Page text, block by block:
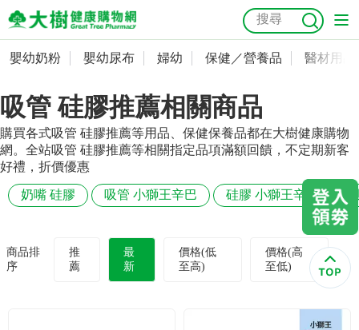
嬰幼奶粉
嬰幼尿布
婦幼
保健／營養品
抗菌 尿布 大樹獨家 益生菌 魚油 幼兒米餅
奶瓶奶嘴
會員資料及密碼修改
常用收件人清單
訂單查詢
收藏清單
嬰幼奶粉 嬰幼尿布 婦幼 保健／營養品 醫材用品
吸管 硅膠推薦相關商品
購買各式吸管 硅膠推薦等用品、保健保養品都在大樹健康購物
網。全站吸管 硅膠推薦等相關指定品項滿額回饋，不定期新客
好禮，折價優惠
奶嘴 硅膠 吸管 小獅王辛巴 硅膠 小獅王辛巴
商品排
序
推
薦
最
新
價格(低
至高)
價格(高
至低)